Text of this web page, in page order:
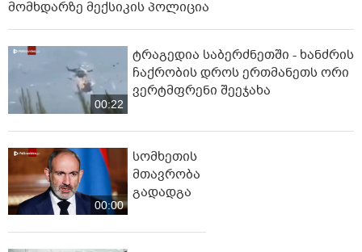
მომხდარზე მექსიკის პოლიცია
00:22
ტრაგედია საბერძნეთში - ხანძრის
ჩაქრობის დროს ერთმანეთს ორი
ვერტმფრენი შეეჯახა
00:00
სომხეთის
მთავრობა
გადადგა